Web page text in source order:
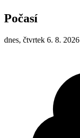
Počasí
dnes, čtvrtek 6. 8. 2026